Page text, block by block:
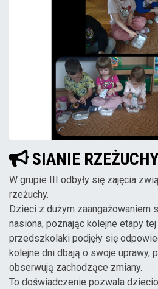
SIANIE
W grupie III odbyły się zajęcia
rzeżuchy.
Dzieci z dużym zaangażowaniem
nasiona, poznając kolejne etapy
przedszkolaki podjęły się
kolejne dni dbają o swoje uprawy,
obserwują zachodzące zmiany.
To doświadczenie pozwala